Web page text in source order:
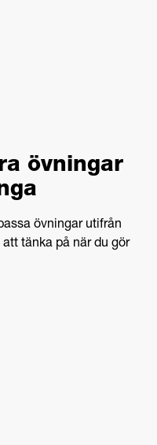
övningar
övningar utifrån
tänka på när du gör